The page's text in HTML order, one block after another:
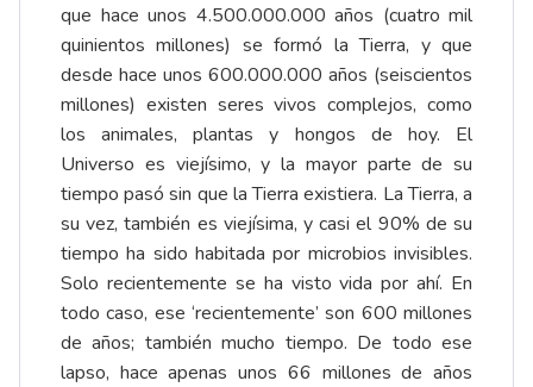
que hace unos 4.500.000.000 años (cuatro mil
quinientos millones) se formó la Tierra, y que
desde hace unos 600.000.000 años (seiscientos
millones) existen seres vivos complejos, como
los animales, plantas y hongos de hoy. El
Universo es viejísimo, y la mayor parte de su
tiempo pasó sin que la Tierra existiera. La Tierra, a
su vez, también es viejísima, y casi el 90% de su
tiempo ha sido habitada por microbios invisibles.
Solo recientemente se ha visto vida por ahí. En
todo caso, ese ‘recientemente’ son 600 millones
de años; también mucho tiempo. De todo ese
lapso, hace apenas unos 66 millones de años